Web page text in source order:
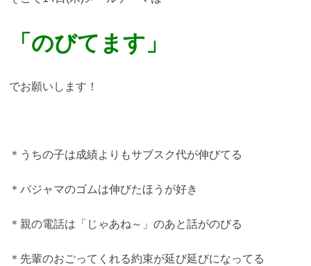
「のびてます」
でお願いします！
＊うちの子は成績よりもサブスク代が伸びてる
＊パジャマのゴムは伸びたほうが好き
＊親の電話は「じゃあね～」のあと話がのびる
＊先輩のおごってくれる約束が延び延びになってる